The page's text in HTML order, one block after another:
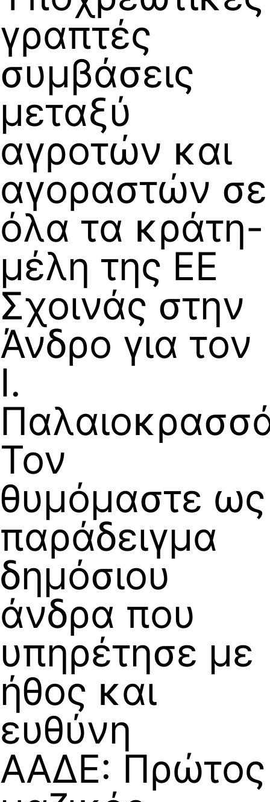
γραπτές
συμβάσεις
μεταξύ
αγροτών και
αγοραστών σε
όλα τα κράτη-
μέλη της ΕΕ
Σχοινάς στην
Άνδρο για τον
Ι.
Τον
θυμόμαστε ως
παράδειγμα
δημόσιου
άνδρα που
υπηρέτησε με
ήθος και
ευθύνη
ΑΑΔΕ: Πρώτος